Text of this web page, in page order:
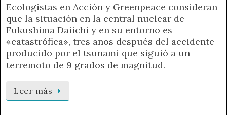
Ecologistas en Acción y Greenpeace consideran
que la situación en la central nuclear de
Fukushima Daiichi y en su entorno es
«catastrófica», tres años después del accidente
producido por el tsunami que siguió a un
terremoto de 9 grados de magnitud.
Leer más